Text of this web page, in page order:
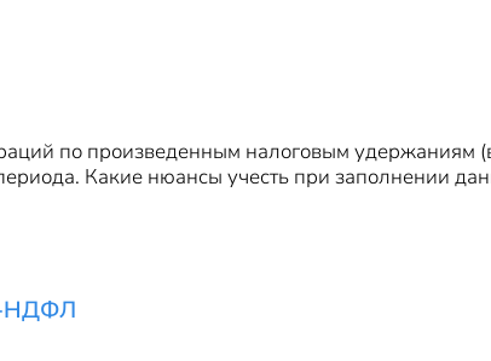
по произведенным налоговым удержаниям
Какие нюансы учесть при заполнении
НДФЛ